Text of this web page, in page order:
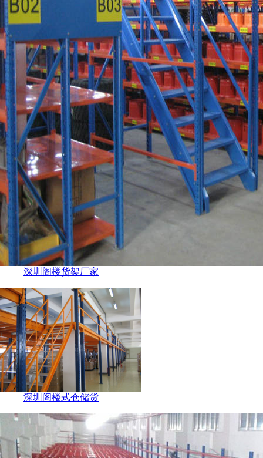
深圳阁楼货架厂家
深圳阁楼式仓储货